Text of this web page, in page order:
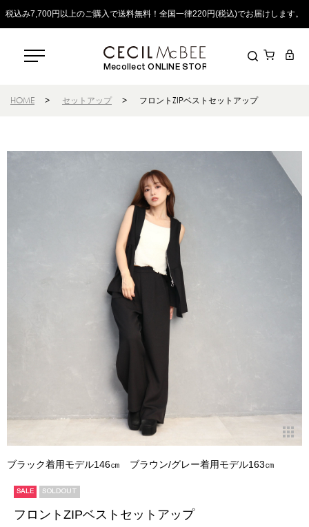
税込み7,700円以上のご購入で送料無料！全国一律220円(税込)でお届けします。
Mecollect ONLINE STORE
HOME > セットアップ > フロントZIPベストセットアップ
ブラック着用モデル146㎝ ブラウン/グレー着用モデル163㎝
SALE SOLDOUT
フロントZIPベストセットアップ